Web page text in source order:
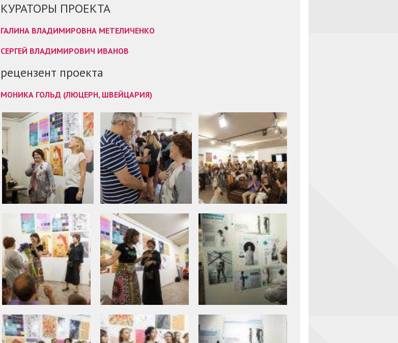
КУРАТОРЫ ПРОЕКТА
ГАЛИНА ВЛАДИМИРОВНА МЕТЕЛИЧЕНКО
СЕРГЕЙ ВЛАДИМИРОВИЧ ИВАНОВ
рецензент проекта
МОНИКА ГОЛЬД (ЛЮЦЕРН, ШВЕЙЦАРИЯ)